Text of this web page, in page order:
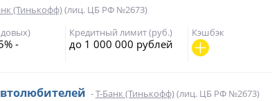
(Тинькофф)(лиц. ЦБ РФ №2673)
-
Кредитный лимит (руб.)
до 1 000 000 рублей
Кэшбэк
-Т-Банк (Тинькофф)(лиц. ЦБ РФ №2673)